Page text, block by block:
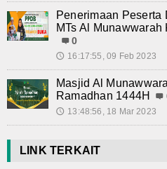
Penerimaan Peserta
MTs Al
0
🕔 16:17:55, 09 Feb 2023
Masjid Al
Ramadhan 1444H
🕔 13:48:56, 18 Mar 2023
LINK TERKAIT